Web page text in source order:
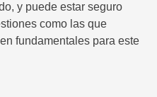
y puede estar seguro
como las que
fundamentales para este